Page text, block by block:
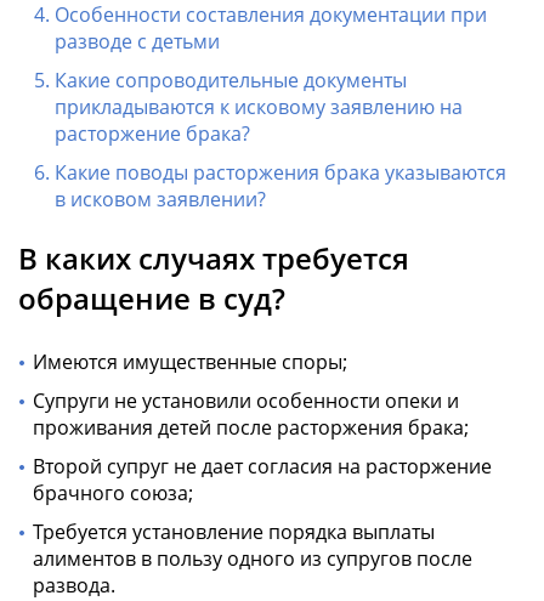
Особенности составления документации при
разводе с детьми
Какие сопроводительные документы
прикладываются к исковому заявлению на
расторжение брака?
Какие поводы расторжения брака указываются
в исковом заявлении?
В каких случаях требуется
обращение в суд?
Имеются имущественные споры;
Супруги не установили особенности опеки и
проживания детей после расторжения брака;
Второй супруг не дает согласия на расторжение
брачного союза;
Требуется установление порядка выплаты
алиментов в пользу одного из супругов после
развода.